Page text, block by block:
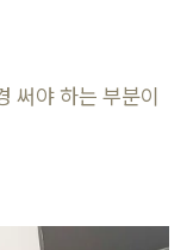
써야 하는 부분이